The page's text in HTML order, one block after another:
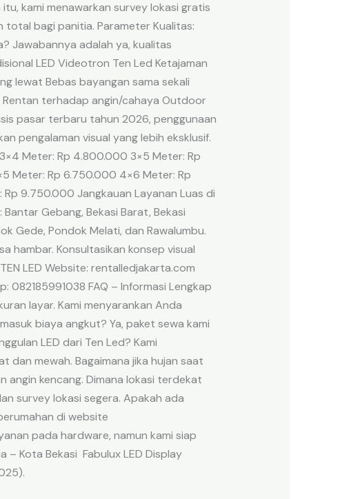
kami menawarkan survey lokasi gratis
total bagi panitia. Parameter Kualitas:
Jawabannya adalah ya, kualitas
LED Videotron Ten Led Ketajaman
lewat Bebas bayangan sama sekali
Rentan terhadap angin/cahaya Outdoor
pasar terbaru tahun 2026, penggunaan
pengalaman visual yang lebih eksklusif.
Meter: Rp 4.800.000 3×5 Meter: Rp
Meter: Rp 6.750.000 4×6 Meter: Rp
9.750.000 Jangkauan Layanan Luas di
Gebang, Bekasi Barat, Bekasi
Gede, Pondok Melati, dan Rawalumbu.
hambar. Konsultasikan konsep visual
LED Website: rentalledjakarta.com
082185991038 FAQ – Informasi Lengkap
layar. Kami menyarankan Anda
biaya angkut? Ya, paket sewa kami
LED dari Ten Led? Kami
dan mewah. Bagaimana jika hujan saat
kencang. Dimana lokasi terdekat
survey lokasi segera. Apakah ada
di website
pada hardware, namun kami siap
– Kota Bekasi Fabulux LED Display